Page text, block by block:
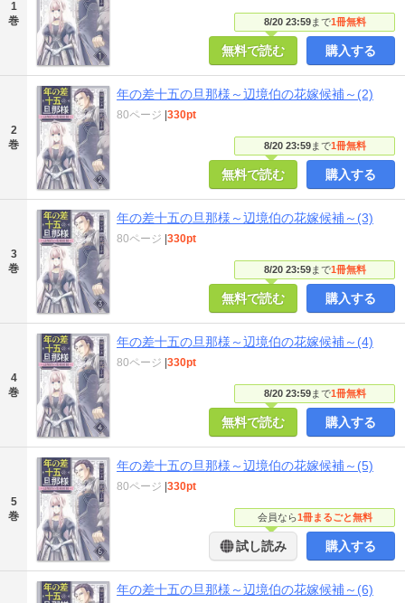
1
巻
8/20 23:59まで1冊無料
無料で読む 購入する
2
巻
年の差十五の旦那様～辺境伯の花嫁候補～(2)
8/20 23:59まで1冊無料
80ページ 330pt
無料で読む 購入する
3
巻
年の差十五の旦那様～辺境伯の花嫁候補～(3)
8/20 23:59まで1冊無料
80ページ 330pt
無料で読む 購入する
4
巻
年の差十五の旦那様～辺境伯の花嫁候補～(4)
8/20 23:59まで1冊無料
80ページ 330pt
無料で読む 購入する
5
巻
年の差十五の旦那様～辺境伯の花嫁候補～(5)
会員なら1冊まるごと無料
80ページ 330pt
試し読み 購入する
年の差十五の旦那様～辺境伯の花嫁候補～(6)